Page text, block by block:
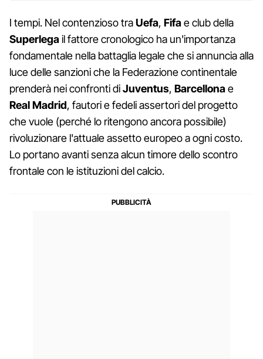
I tempi. Nel contenzioso traUefa, Fifae club della
Superlegail fattore cronologico ha un'importanza
fondamentale nella battaglia legale che si annuncia alla
luce delle sanzioni che la Federazione continentale
prenderà nei confronti diJuventus, Barcellonae
Real Madrid, fautori e fedeli assertori del progetto
che vuole (perché lo ritengono ancora possibile)
rivoluzionare l'attuale assetto europeo a ogni costo.
Lo portano avanti senza alcun timore dello scontro
frontale con le istituzioni del calcio.